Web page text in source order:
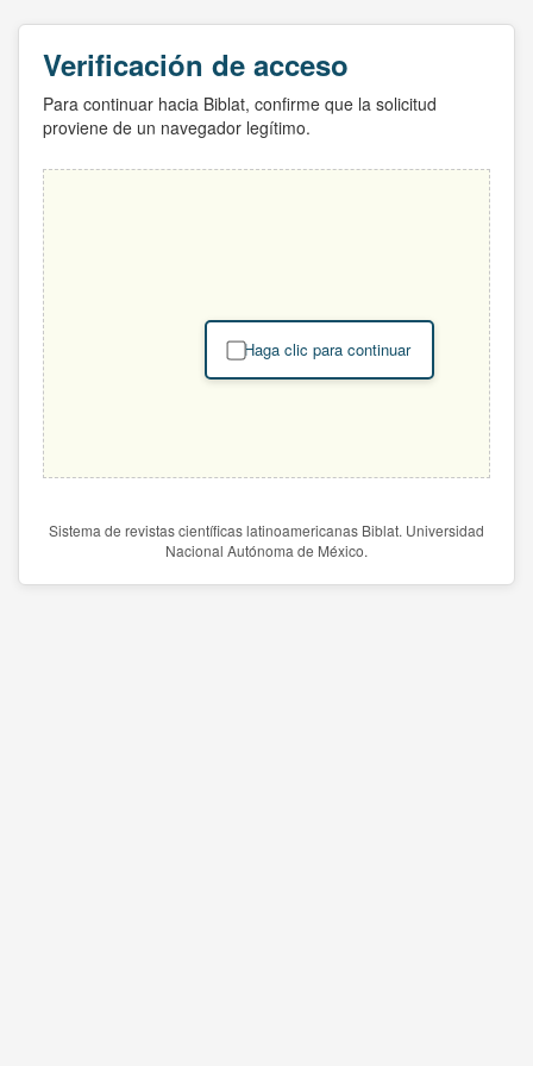
Verificación de acceso
Para continuar hacia Biblat, confirme que la solicitud
proviene de un navegador legítimo.
Haga clic para continuar
Sistema de revistas científicas latinoamericanas Biblat. Universidad
Nacional Autónoma de México.